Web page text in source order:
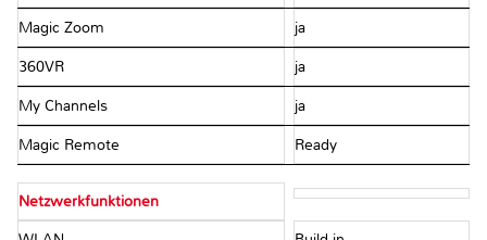
Magic Zoom ja
360VR ja
My Channels ja
Magic Remote Ready
Netzwerkfunktionen